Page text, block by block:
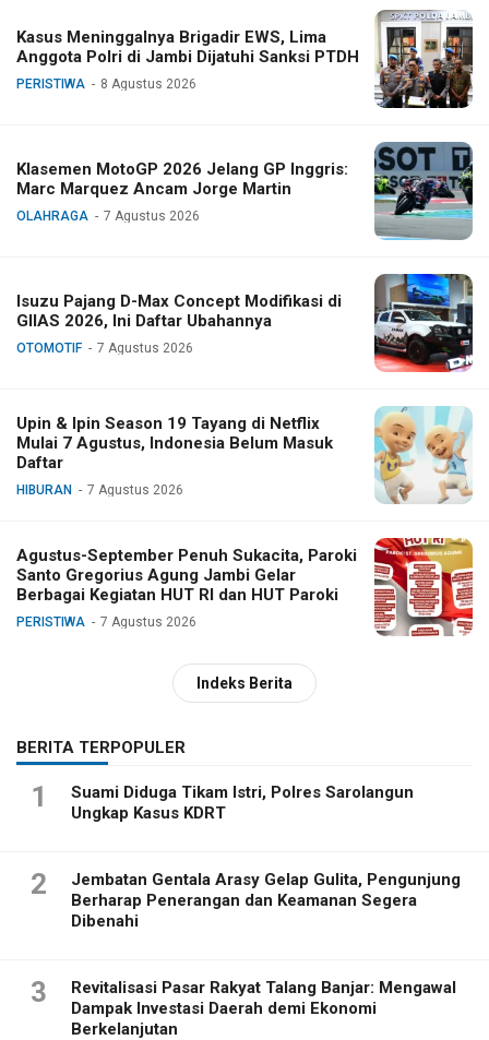
Kasus Meninggalnya Brigadir EWS, Lima
Anggota Polri di Jambi Dijatuhi Sanksi PTDH
PERISTIWA 8 Agustus 2026
Klasemen MotoGP 2026 Jelang GP Inggris:
Marc Marquez Ancam Jorge Martin
OLAHRAGA 7 Agustus 2026
Isuzu Pajang D-Max Concept Modifikasi di
GIIAS 2026, Ini Daftar Ubahannya
OTOMOTIF 7 Agustus 2026
Upin & Ipin Season 19 Tayang di Netflix
Mulai 7 Agustus, Indonesia Belum Masuk
Daftar
HIBURAN 7 Agustus 2026
Agustus-September Penuh Sukacita, Paroki
Santo Gregorius Agung Jambi Gelar
Berbagai Kegiatan HUT RI dan HUT Paroki
PERISTIWA 7 Agustus 2026
Indeks Berita
BERITA TERPOPULER
1
Suami Diduga Tikam Istri, Polres Sarolangun
Ungkap Kasus KDRT
2
Jembatan Gentala Arasy Gelap Gulita, Pengunjung
Berharap Penerangan dan Keamanan Segera
Dibenahi
3
Revitalisasi Pasar Rakyat Talang Banjar: Mengawal
Dampak Investasi Daerah demi Ekonomi
Berkelanjutan